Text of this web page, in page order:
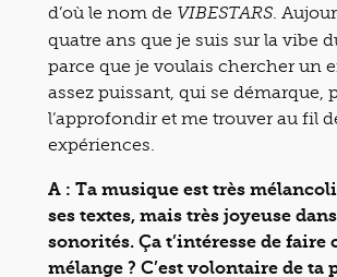
d’où le nom de VIBESTARS .
quatre ans que je suis sur la vibe
parce que je voulais chercher un
assez puissant, qui se démarque,
l’approfondir et me trouver au fil
expériences.
A : Ta musique est très
ses textes, mais très joyeuse
sonorités. Ça t’intéresse de faire
mélange ? C’est volontaire de ta